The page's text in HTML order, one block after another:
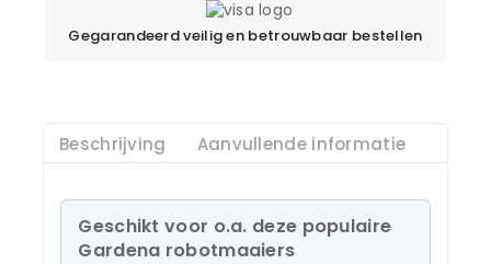
Gegarandeerd veilig en betrouwbaar bestellen
Beschrijving Aanvullende informatie
Geschikt voor o.a. deze populaire
Gardena robotmaaiers